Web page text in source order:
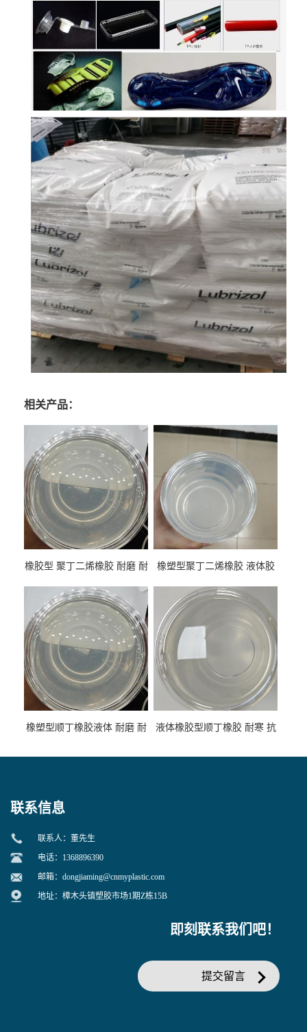
相关产品：
橡胶型 聚丁二烯橡胶 耐磨 耐
性
橡塑型聚丁二烯橡胶 液体胶
专用
橡塑型顺丁橡胶液体 耐磨 耐
液体橡胶型顺丁橡胶 耐寒 抗
联系信息
联系人：董先生
电话：1368896390
邮箱： dongjiaming@cnmyplastic.com
地址：樟木头镇塑胶市场1期Z栋15B
即刻联系我们吧！
提交留言